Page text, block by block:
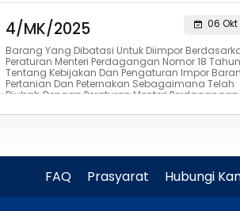
4/MK/2025
06
Barang Yang Dibatasi Untuk Diimpor
Peraturan Menteri Perdagangan Nomor 18
Tentang Kebijakan Dan Pengaturan Impor
Pertanian Dan Peternakan Sebagaimana Telah
Diubah Dengan Peraturan Menteri Perdagangan
FAQ Prasyarat Hubungi